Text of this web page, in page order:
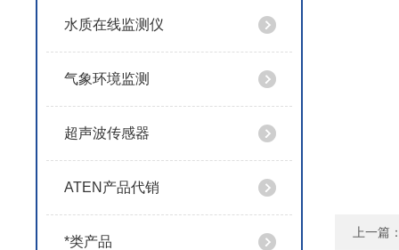
水质在线监测仪
气象环境监测
超声波传感器
ATEN产品代销
*类产品
上一篇